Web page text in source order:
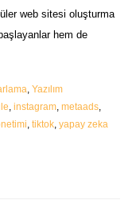
web sitesi oluşturma
hem de
,Yazılım
instagram, metaads,
tiktok yapay zeka